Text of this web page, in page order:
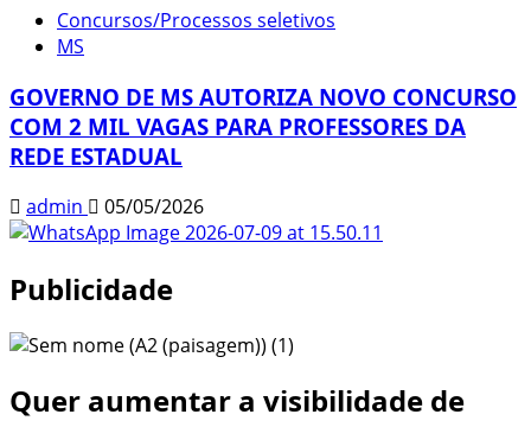
Concursos/Processos seletivos
MS
GOVERNO DE MS AUTORIZA NOVO CONCURSO
COM 2 MIL VAGAS PARA PROFESSORES DA
REDE ESTADUAL
admin 05/05/2026
Publicidade
Quer aumentar a visibilidade de